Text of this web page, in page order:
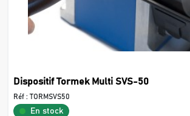
Dispositif Tormek Multi SVS-50
Réf :TORMSVS50
En stock